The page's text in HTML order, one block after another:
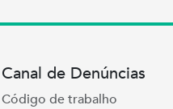
Canal de Denúncias
Código de trabalho